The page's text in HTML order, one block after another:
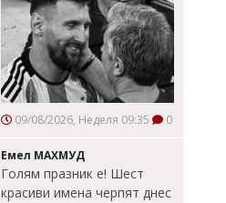
09/08/2026, Неделя 09:35 0
Емел МАХМУД
Голям празник е! Шест
красиви имена черпят днес